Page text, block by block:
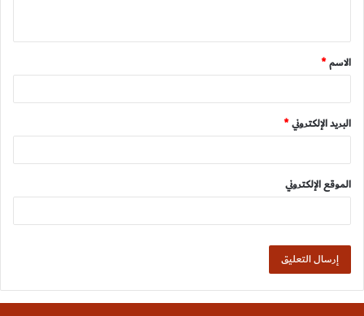
ق
*
الاسم*
البريد الإلكتروني*
الموقع الإلكتروني